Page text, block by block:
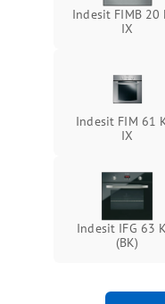
Indesit FIMB 20
IX
Indesit FIM 61
IX
Indesit IFG 63
(BK)